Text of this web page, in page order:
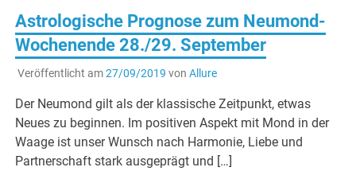
Astrologische Prognose zum Neumond-
Wochenende 28./29. September
Veröffentlicht am27/09/2019 von Allure
Der Neumond gilt als der klassische Zeitpunkt, etwas
Neues zu beginnen. Im positiven Aspekt mit Mond in der
Waage ist unser Wunsch nach Harmonie, Liebe und
Partnerschaft stark ausgeprägt und […]